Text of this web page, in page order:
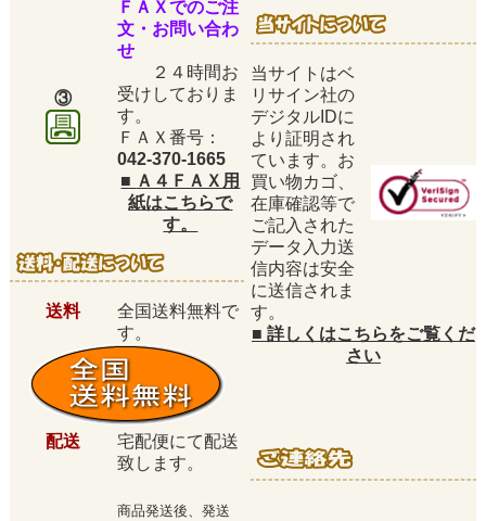
③
ＦＡＸでのご注
文・お問い合わ
せ
２４時間お
受けしておりま
す。
ＦＡＸ番号：
042-370-1665
当サイトはベ
リサイン社の
デジタルIDに
より証明され
ています。お
買い物カゴ、
在庫確認等で
ご記入された
データ入力送
信内容は安全
に送信されま
す。
■ 詳しくはこちらをご覧くだ
さい
■ Ａ４ＦＡＸ用
紙はこちらで
す。
送料
全国送料無料で
す。
配送
宅配便にて配送
致します。
商品発送後、発送